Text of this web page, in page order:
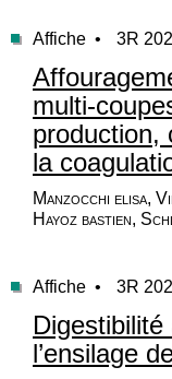
Affiche • 3R
multi-
production,
la
Manzocchi elisa,
Hayoz bastien,
Affiche • 3R
l’ensilage